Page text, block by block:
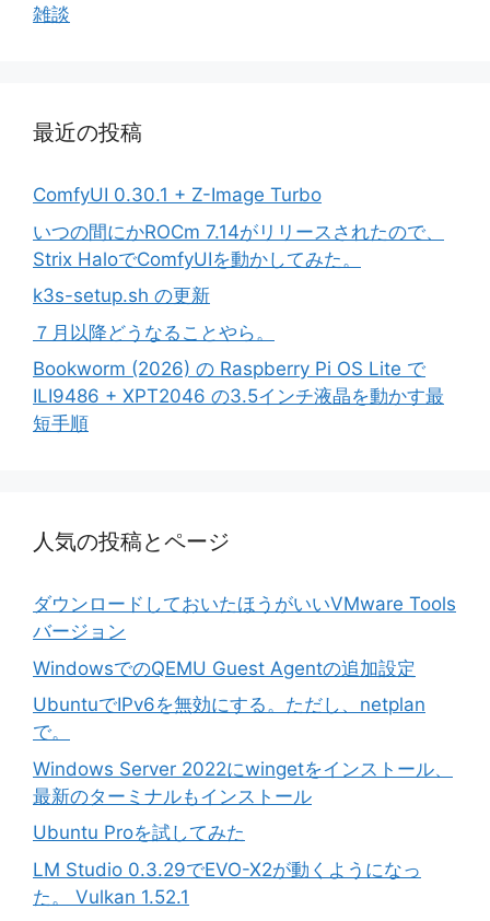
雑談
最近の投稿
ComfyUI 0.30.1 + Z-Image Turbo
いつの間にかROCm 7.14がリリースされたので、
Strix HaloでComfyUIを動かしてみた。
k3s-setup.sh の更新
７月以降どうなることやら。
Bookworm (2026) の Raspberry Pi OS Lite で
ILI9486 + XPT2046 の3.5インチ液晶を動かす最
短手順
人気の投稿とページ
ダウンロードしておいたほうがいいVMware Tools
バージョン
WindowsでのQEMU Guest Agentの追加設定
UbuntuでIPv6を無効にする。ただし、netplan
で。
Windows Server 2022にwingetをインストール、
最新のターミナルもインストール
Ubuntu Proを試してみた
LM Studio 0.3.29でEVO-X2が動くようになっ
た。 Vulkan 1.52.1